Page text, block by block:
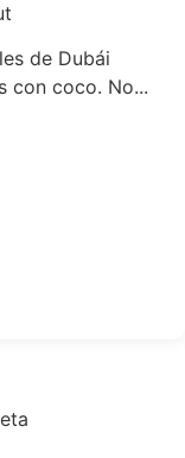
de Dubái
con coco. No...